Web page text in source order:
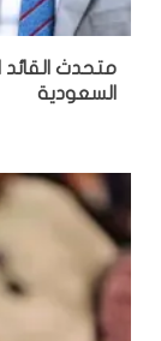
متحدث القائد
السعودية